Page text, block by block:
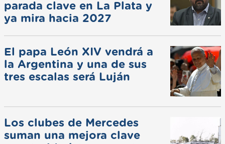
parada clave en La Plata y
ya mira hacia 2027
El papa León XIV vendrá a
la Argentina y una de sus
tres escalas será Luján
Los clubes de Mercedes
suman una mejora clave